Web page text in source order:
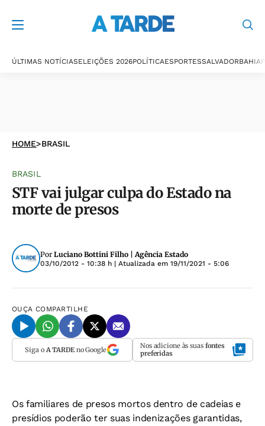
ÚLTIMAS NOTÍCIASELEIÇÕES 2026POLÍTICAESPORTESSALVADORBAHIA
HOME>BRASIL
BRASIL
STF vai julgar culpa do Estado na
morte de presos
Por Luciano Bottini Filho | Agência Estado
03/10/2012 - 10:38 h | Atualizada em 19/11/2021 - 5:06
OUÇA COMPARTILHE
Siga o A TARDEno Google Nos adicione às suas fontes
preferidas
Os familiares de presos mortos dentro de cadeias e
presídios poderão ter suas indenizações garantidas,